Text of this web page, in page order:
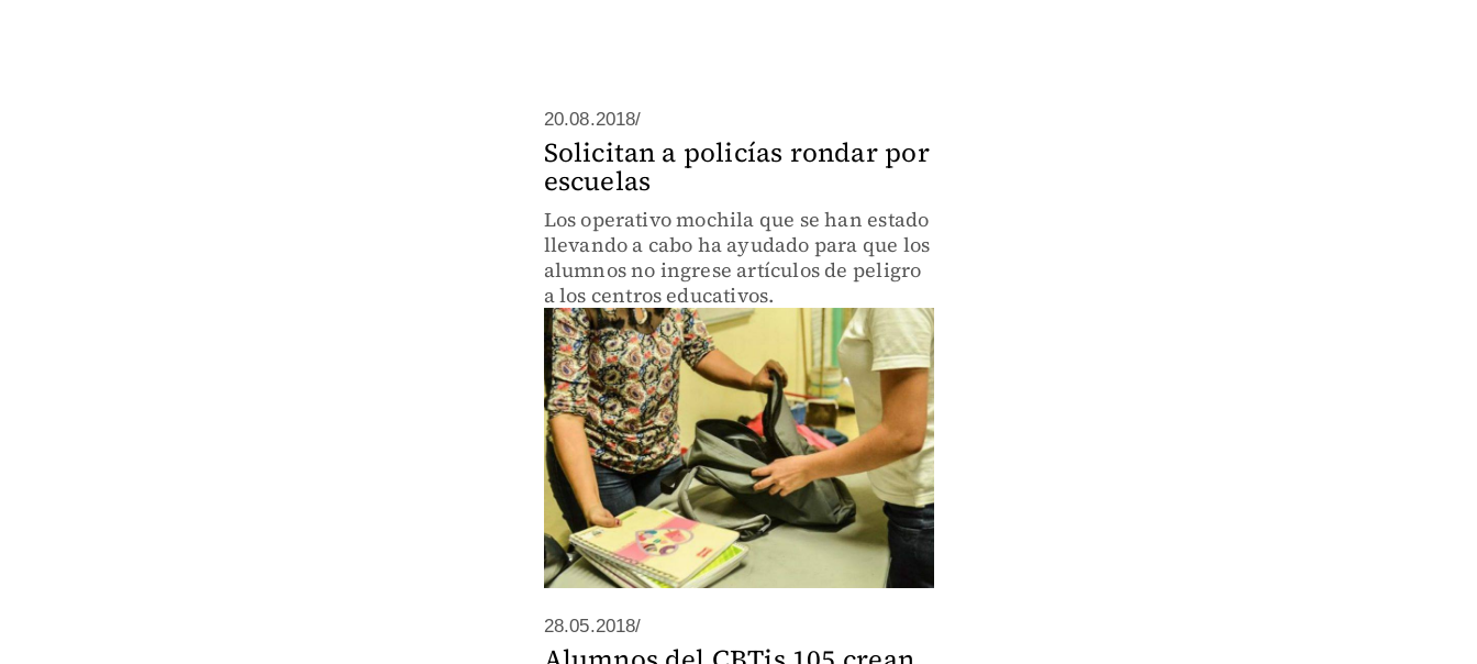
20.08.2018/
Solicitan a policías rondar por
escuelas
Los operativo mochila que se han estado
llevando a cabo ha ayudado para que los
alumnos no ingrese artículos de peligro
a los centros educativos.
28.05.2018/